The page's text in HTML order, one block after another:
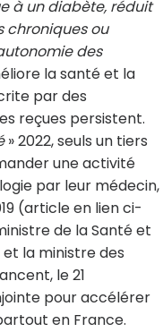
à un diabète, réduit
chroniques ou
des
la santé et la
par des
reçues persistent.
» 2022, seuls un tiers
une activité
par leur médecin,
(article en lien ci-
de la Santé et
et la ministre des
le 21
pour accélérer
en France.